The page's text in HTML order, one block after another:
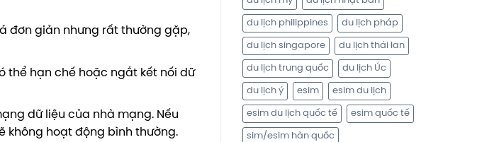
đơn giản nhưng rất thường gặp,
thể hạn chế hoặc ngắt kết nối dữ
dữ liệu của nhà mạng. Nếu
không hoạt động bình thường.
du lịch philippines du lịch pháp
du lịch singapore du lịch thái lan
du lịch trung quốc du lịch Úc
du lịch ý esim esim du lịch
esim du lịch quốc tế esim quốc tế
sim/esim hàn quốc